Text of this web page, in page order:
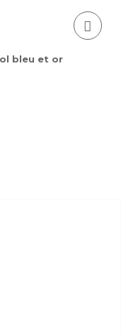
bleu et or